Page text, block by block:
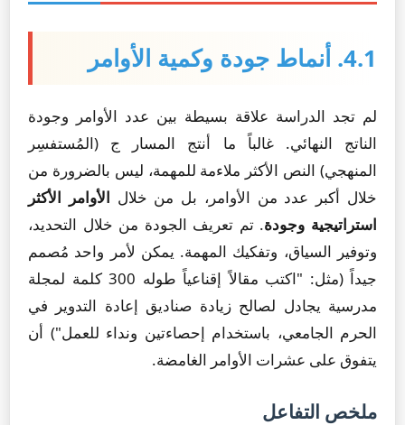
4.1. أنماط جودة وكمية الأوامر
لم تجد الدراسة علاقة بسيطة بين عدد الأوامر وجودة
الناتج النهائي. غالباً ما أنتج المسار ج (المُستفسِر
المنهجي) النص الأكثر ملاءمة للمهمة، ليس بالضرورة من
خلال أكبر عدد من الأوامر، بل من خلال الأوامر الأكثر
استراتيجية وجودة. تم تعريف الجودة من خلال التحديد،
وتوفير السياق، وتفكيك المهمة. يمكن لأمر واحد مُصمم
جيداً (مثل: "اكتب مقالاً إقناعياً طوله 300 كلمة لمجلة
مدرسية يجادل لصالح زيادة صناديق إعادة التدوير في
الحرم الجامعي، باستخدام إحصاءتين ونداء للعمل") أن
يتفوق على عشرات الأوامر الغامضة.
ملخص التفاعل